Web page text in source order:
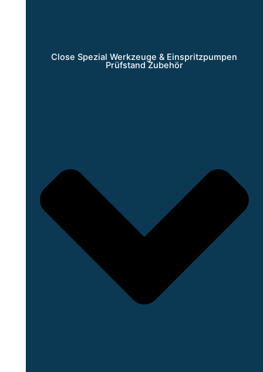
Close Spezial Werkzeuge & Einspritzpumpen
Prüfstand Zubehör